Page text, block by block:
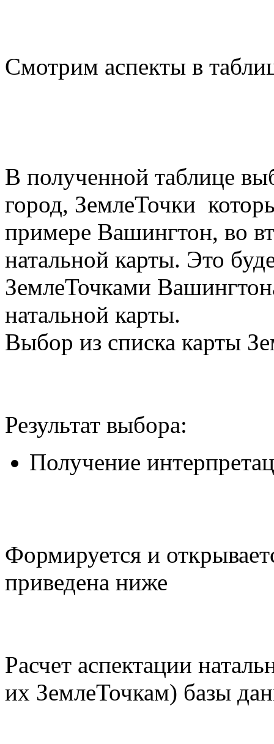
Смотрим аспекты в
В полученной таблице
город, ЗемлеТочки
примере Вашингтон, во
натальной карты. Это
ЗемлеТочками
натальной карты.
Выбор из списка карты
Результат выбора:
Получение
Формируется и
приведена ниже
Расчет аспектации
их ЗемлеТочкам) базы